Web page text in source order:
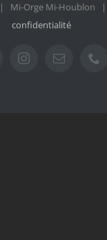
Mi-Orge Mi-Houblon |
confidentialité
FacebookInstagramEmail